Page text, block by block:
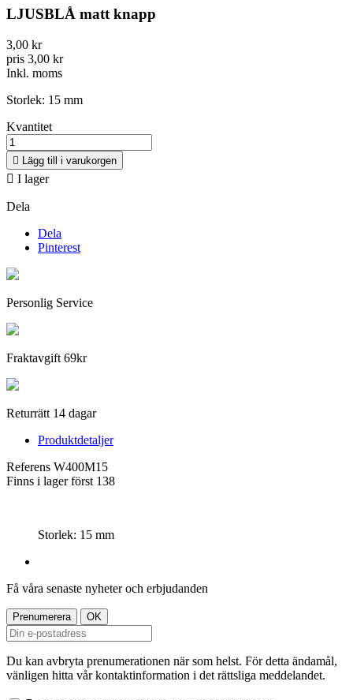
LJUSBLÅ matt knapp
3,00 kr
pris 3,00 kr
Inkl. moms
Storlek: 15 mm
Kvantitet
 Lägg till i varukorgen
 I lager
Dela
Dela
Pinterest
Personlig Service
Fraktavgift 69kr
Returrätt 14 dagar
Produktdetaljer
Referens W400M15
Finns i lager först 138
Storlek: 15 mm
Få våra senaste nyheter och erbjudanden
Du kan avbryta prenumerationen när som helst. För detta ändamål,
vänligen hitta vår kontaktinformation i det rättsliga meddelandet.